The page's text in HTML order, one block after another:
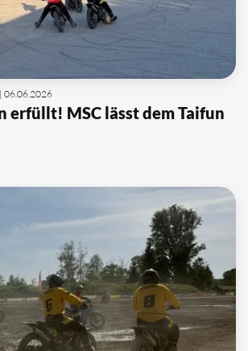
| 06.06.2026
erfüllt! MSC lässt dem Taifun